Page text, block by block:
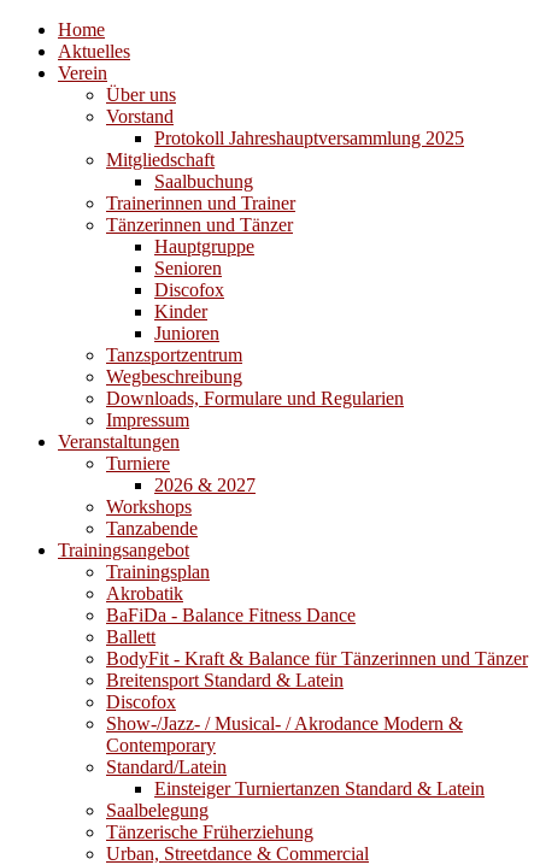
Home
Aktuelles
Verein
Über uns
Vorstand
Protokoll Jahreshauptversammlung 2025
Mitgliedschaft
Saalbuchung
Trainerinnen und Trainer
Tänzerinnen und Tänzer
Hauptgruppe
Senioren
Discofox
Kinder
Junioren
Tanzsportzentrum
Wegbeschreibung
Downloads, Formulare und Regularien
Impressum
Veranstaltungen
Turniere
2026 & 2027
Workshops
Tanzabende
Trainingsangebot
Trainingsplan
Akrobatik
BaFiDa - Balance Fitness Dance
Ballett
BodyFit - Kraft & Balance für Tänzerinnen und Tänzer
Breitensport Standard & Latein
Discofox
Show-/Jazz- / Musical- / Akrodance Modern &
Contemporary
Standard/Latein
Einsteiger Turniertanzen Standard & Latein
Saalbelegung
Tänzerische Früherziehung
Urban, Streetdance & Commercial